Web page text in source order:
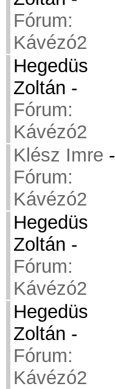
Fórum:
Kávézó2
Hegedüs
Zoltán -
Fórum:
Kávézó2
Klész Imre -
Fórum:
Kávézó2
Hegedüs
Zoltán -
Fórum:
Kávézó2
Hegedüs
Zoltán -
Fórum:
Kávézó2